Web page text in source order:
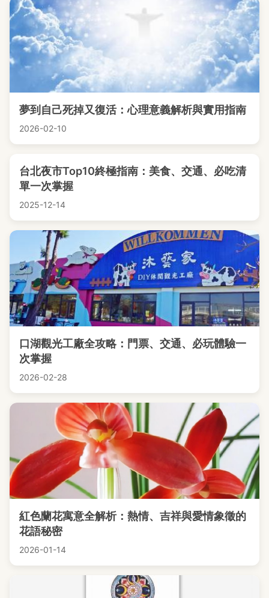
夢到自己死掉又復活：心理意義解析與實用指南
2026-02-10
台北夜市Top10終極指南：美食、交通、必吃清
單一次掌握
2025-12-14
口湖觀光工廠全攻略：門票、交通、必玩體驗一
次掌握
2026-02-28
紅色蘭花寓意全解析：熱情、吉祥與愛情象徵的
花語秘密
2026-01-14